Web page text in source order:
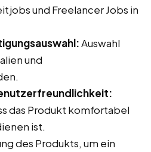
und Freelancer Jobs in
Auswahl
und
das Produkt komfortabel
ist.
des Produkts, um ein